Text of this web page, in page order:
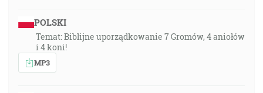
POLSKI
Temat: Biblijne uporządkowanie 7 Gromów, 4 aniołów
i 4 koni!
MP3